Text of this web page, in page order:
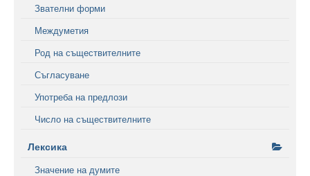
Звателни форми
Междуметия
Род на съществителните
Съгласуване
Употреба на предлози
Число на съществителните
Лексика
Значение на думите